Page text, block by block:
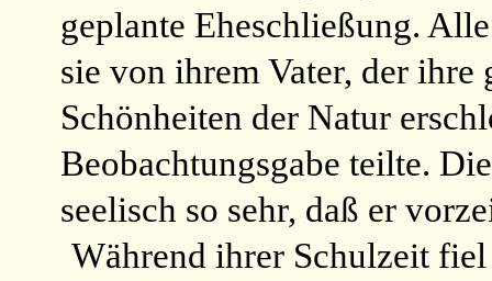
geplante Eheschließung.
sie von ihrem Vater, der
Schönheiten der Natur
Beobachtungsgabe teilte.
seelisch so sehr, daß er
Während ihrer Schulzeit